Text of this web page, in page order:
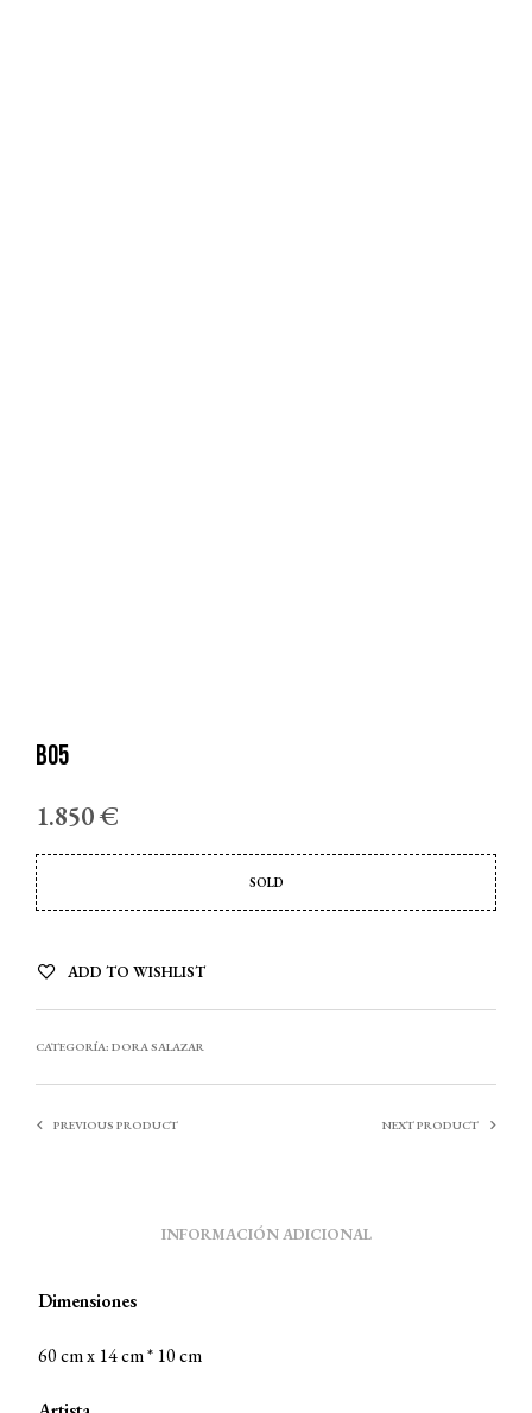
B05
1.850€
SOLD
ADD TO WISHLIST
CATEGORÍA: DORA SALAZAR
PREVIOUS PRODUCT NEXT PRODUCT
INFORMACIÓN ADICIONAL
Dimensiones
60 cm x 14 cm * 10 cm